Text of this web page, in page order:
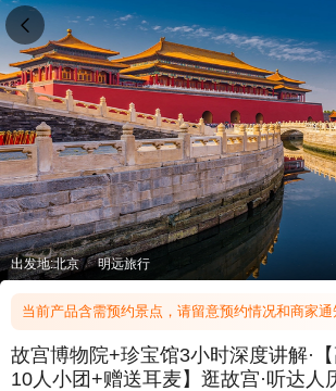
出发地:北京 明远旅行
当前产品含需预约景点，请留意预约情况和商家通
故宫博物院+珍宝馆3小时深度讲解·
10人小团+赠送耳麦】逛故宫·听达人
